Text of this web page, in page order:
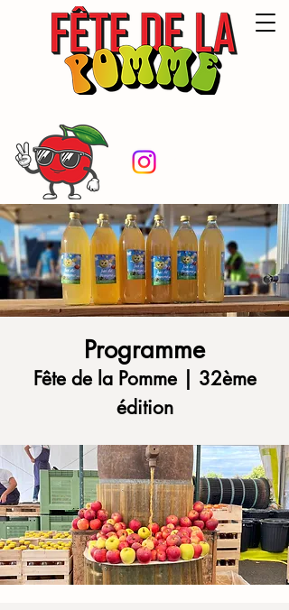
Programme
Fête de la Pomme | 32ème
édition